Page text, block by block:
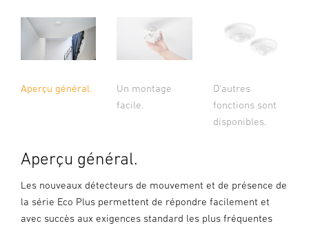
Aperçu général.
Un montage
facile.
D'autres
fonctions sont
disponibles.
Aperçu général.
Les nouveaux détecteurs de mouvement et de présence de
la série Eco Plus permettent de répondre facilement et
avec succès aux exigences standard les plus fréquentes